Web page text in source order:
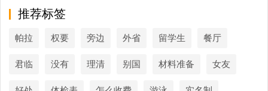
推荐标签
帕拉 权要 旁边 外省 留学生 餐厅
君临 没有 理清 别国 材料准备 女友